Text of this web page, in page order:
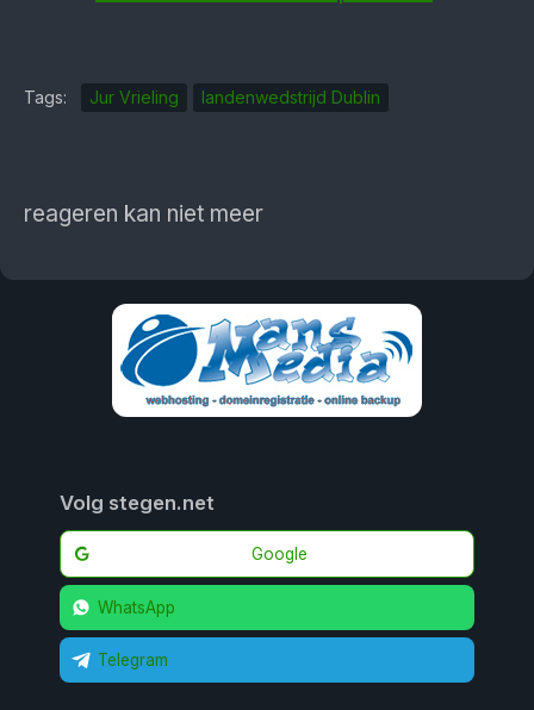
Tags: Jur Vrieling landenwedstrijd Dublin
reageren kan niet meer
Volg stegen.net
Google
WhatsApp
Telegram